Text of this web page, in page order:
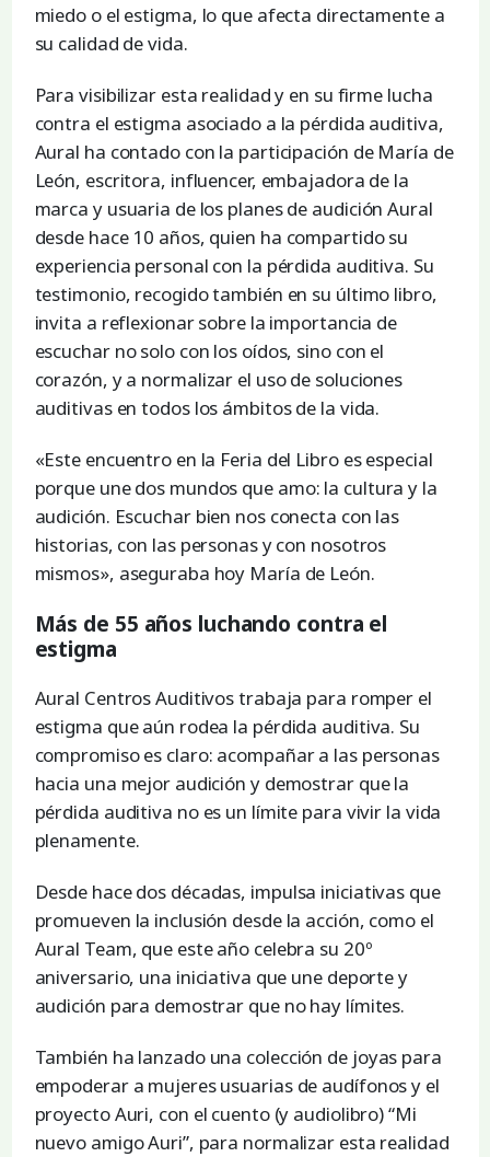
miedo o el estigma, lo que afecta directamente a
su calidad de vida.
Para visibilizar esta realidad y en su firme lucha
contra el estigma asociado a la pérdida auditiva,
Aural ha contado con la participación de María de
León, escritora, influencer, embajadora de la
marca y usuaria de los planes de audición Aural
desde hace 10 años, quien ha compartido su
experiencia personal con la pérdida auditiva. Su
testimonio, recogido también en su último libro,
invita a reflexionar sobre la importancia de
escuchar no solo con los oídos, sino con el
corazón, y a normalizar el uso de soluciones
auditivas en todos los ámbitos de la vida.
«Este encuentro en la Feria del Libro es especial
porque une dos mundos que amo: la cultura y la
audición. Escuchar bien nos conecta con las
historias, con las personas y con nosotros
mismos», aseguraba hoy María de León.
Más de 55 años luchando contra el
estigma
Aural Centros Auditivos trabaja para romper el
estigma que aún rodea la pérdida auditiva. Su
compromiso es claro: acompañar a las personas
hacia una mejor audición y demostrar que la
pérdida auditiva no es un límite para vivir la vida
plenamente.
Desde hace dos décadas, impulsa iniciativas que
promueven la inclusión desde la acción, como el
Aural Team, que este año celebra su 20º
aniversario, una iniciativa que une deporte y
audición para demostrar que no hay límites.
También ha lanzado una colección de joyas para
empoderar a mujeres usuarias de audífonos y el
proyecto Auri, con el cuento (y audiolibro) “Mi
nuevo amigo Auri”, para normalizar esta realidad